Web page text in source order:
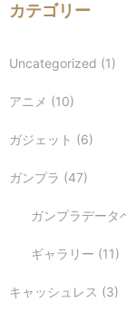
カテゴリー
Uncategorized (1)
アニメ (10)
ガジェット (6)
ガンプラ (47)
ガンプラデータ
ギャラリー (11)
キャッシュレス (3)